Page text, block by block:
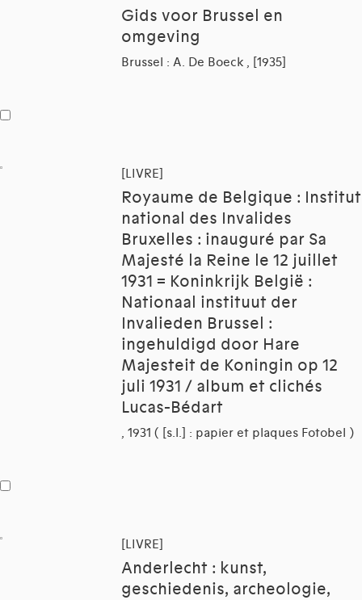
Gids voor Brussel en
omgeving
Brussel : A. De Boeck , [1935]
[LIVRE]
Royaume de Belgique : Institut
national des Invalides
Bruxelles : inauguré par Sa
Majesté la Reine le 12 juillet
1931 = Koninkrijk België :
Nationaal instituut der
Invalieden Brussel :
ingehuldigd door Hare
Majesteit de Koningin op 12
juli 1931 / album et clichés
Lucas-Bédart
, 1931 ( [s.l.] : papier et plaques Fotobel )
[LIVRE]
Anderlecht : kunst,
geschiedenis, archeologie,